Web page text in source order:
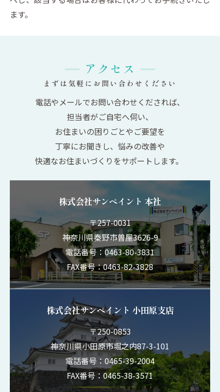
ます。
まずは気軽にお問い合わせください
アクセス
電話やメールでお問い合わせくだされば、
担当者がご自宅へ伺い、
お住まいの困りごとやご要望を
丁寧にお聞きし、悩みの改善や
快適なお住まいづくりをサポートします。
株式会社サンペイント 本社
〒257-0031
神奈川県秦野市曽屋3626-9
電話番号：0463-80-3831
FAX番号：0463-82-3828
株式会社サンペイント 小田原支店
〒250-0853
神奈川県小田原市堀之内87-3-101
電話番号：0465-39-2004
FAX番号：0465-38-3571